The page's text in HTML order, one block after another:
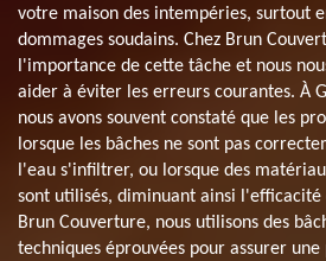
votre maison des intempéries, surtout
dommages soudains. Chez Brun
l'importance de cette tâche et nous
aider à éviter les erreurs courantes. À
nous avons souvent constaté que les
lorsque les bâches ne sont pas
l'eau s'infiltrer, ou lorsque des
sont utilisés, diminuant ainsi l'efficacité
Brun Couverture, nous utilisons des
techniques éprouvées pour assurer